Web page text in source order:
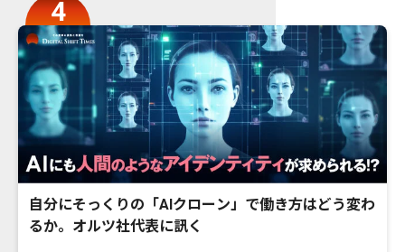
自分にそっくりの「AIクローン」で働き方はどう変わ
るか。オルツ社代表に訊く